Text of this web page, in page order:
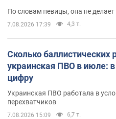
По словам певицы, она не
7.08.2026 17:39 4,3 т.
Сколько баллистических
украинская ПВО в июле:
цифру
Украинская ПВО работала в
перехватчиков
7.08.2026 15:09 6,7 т.